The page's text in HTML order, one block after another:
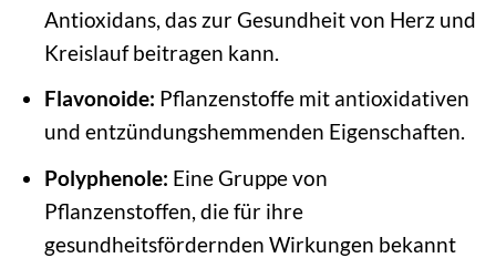
Antioxidans, das zur Gesundheit von Herz und
Kreislauf beitragen kann.
Flavonoide: Pflanzenstoffe mit antioxidativen
und entzündungshemmenden Eigenschaften.
Polyphenole: Eine Gruppe von
Pflanzenstoffen, die für ihre
gesundheitsfördernden Wirkungen bekannt